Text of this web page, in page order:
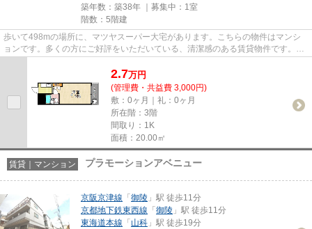
築年数：築38年 ｜募集中： 1室
階数：5階建
歩いて498mの場所に、マツヤスーパー大宅があります。こちらの物件はマンシ
ョンです。多くの方にご好評をいただいている、清潔感のある賃貸物件です。ぜ
2.7万円
(管理費・共益費 3,000円)
敷：0ヶ月｜礼：0ヶ月
所在階：3階
間取り：1K
面積：20.00㎡
賃貸｜マンション プラモーションアベニュー
京阪京津線 「 御陵 」駅 徒歩11分
京都地下鉄東西線 「 御陵 」駅 徒歩11分
東海道本線 「 山科 」駅 徒歩19分